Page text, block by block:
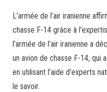
L’armée de l’air iranienne
chasse F-14 grâce à
l’armée de l’air iranienne a
un avion de chasse F-14, qui
en utilisant l’aide d’experts
le savoir.